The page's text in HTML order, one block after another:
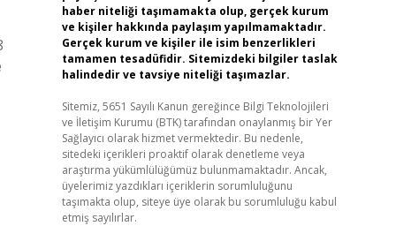
haber niteliği taşımamakta olup, gerçek kurum
ve kişiler hakkında paylaşım yapılmamaktadır.
Gerçek kurum ve kişiler ile isim benzerlikleri
tamamen tesadüfidir. Sitemizdeki bilgiler taslak
halindedir ve tavsiye niteliği taşımazlar.
Sitemiz, 5651 Sayılı Kanun gereğince Bilgi Teknolojileri
ve İletişim Kurumu (BTK) tarafından onaylanmış bir Yer
Sağlayıcı olarak hizmet vermektedir. Bu nedenle,
sitedeki içerikleri proaktif olarak denetleme veya
araştırma yükümlülüğümüz bulunmamaktadır. Ancak,
üyelerimiz yazdıkları içeriklerin sorumluluğunu
taşımakta olup, siteye üye olarak bu sorumluluğu kabul
etmiş sayılırlar.